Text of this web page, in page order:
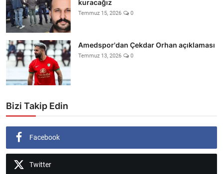
kuracağız
Temmuz 15, 2026 0
Amedspor'dan Çekdar Orhan açıklaması
Temmuz 13, 2026 0
Bizi Takip Edin
Facebook
Twitter